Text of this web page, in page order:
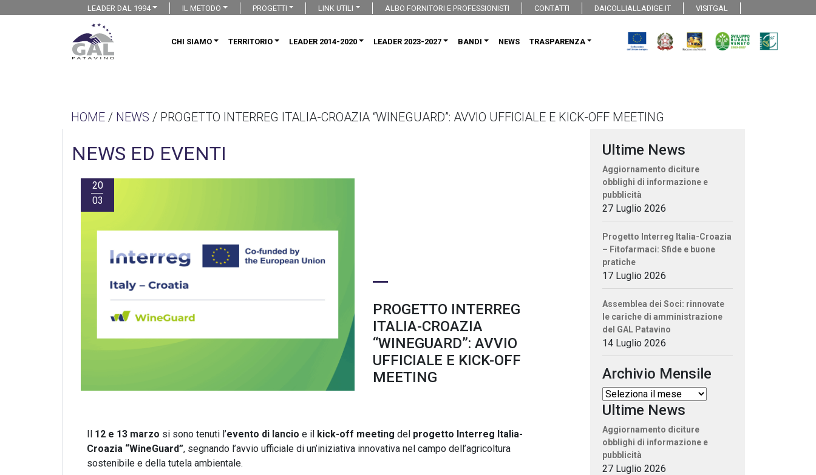
LEADER DAL 1994 IL METODO PROGETTI LINK UTILI ALBO FORNITORI E PROFESSIONISTI CONTATTI DAICOLLIALLADIGE.IT VISITGAL
CHI SIAMO TERRITORIO LEADER 2014-2020 LEADER 2023-2027 BANDI NEWS TRASPARENZA
HOME / NEWS / PROGETTO INTERREG ITALIA-CROAZIA “WINEGUARD”: AVVIO UFFICIALE E KICK-OFF MEETING
NEWS ED EVENTI
20
03
PROGETTO INTERREG
ITALIA-CROAZIA
“WINEGUARD”: AVVIO
UFFICIALE E KICK-OFF
MEETING
Il 12 e 13 marzo si sono tenuti l’evento di lancio e il kick-off meeting del progetto Interreg Italia-
Croazia “WineGuard”, segnando l’avvio ufficiale di un’iniziativa innovativa nel campo dell’agricoltura
sostenibile e della tutela ambientale.
Ultime News
Aggiornamento diciture
obblighi di informazione e
pubblicità
27 Luglio 2026
Progetto Interreg Italia-Croazia
– Fitofarmaci: Sfide e buone
pratiche
17 Luglio 2026
Assemblea dei Soci: rinnovate
le cariche di amministrazione
del GAL Patavino
14 Luglio 2026
Archivio Mensile
Ultime News
Aggiornamento diciture
obblighi di informazione e
pubblicità
27 Luglio 2026